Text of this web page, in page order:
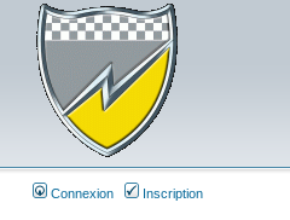
Connexion Inscription